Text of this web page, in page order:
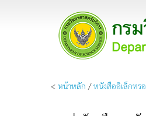
<หน้าหลัก /หนังสืออิเล็กทร